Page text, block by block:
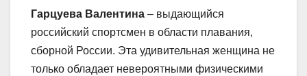
Гарцуева Валентина – выдающийся
российский спортсмен в области плавания,
сборной России. Эта удивительная женщина не
только обладает невероятными физическими